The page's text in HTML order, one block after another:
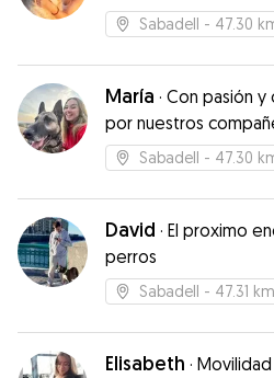
Sabadell - 47.30
María · Con pasión y
por nuestros
patasSabadell - 47.30
David · El proximo
perros
Sabadell - 47.31 km
Elisabeth ·